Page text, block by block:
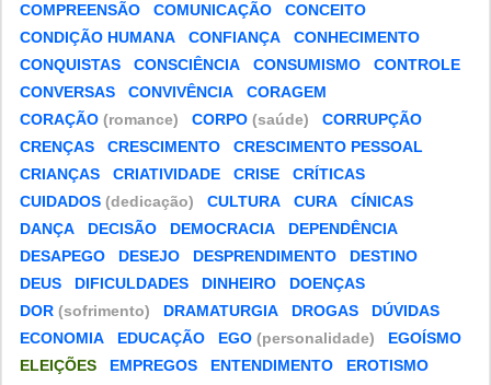
COMPREENSÃO
COMUNICAÇÃO
CONCEITO
CONDIÇÃO HUMANA
CONFIANÇA
CONHECIMENTO
CONQUISTAS
CONSCIÊNCIA CONSUMISMO
CONTROLE
CONVERSAS
CONVIVÊNCIA
CORAGEM
CORAÇÃO (romance) CORPO (saúde)
CORRUPÇÃO
CRENÇAS
CRESCIMENTO
CRESCIMENTO PESSOAL
CRIANÇAS
CRIATIVIDADE CRISE
CRÍTICAS
CUIDADOS (dedicação) CULTURA CURA
CÍNICAS
DANÇA
DECISÃO DEMOCRACIA
DEPENDÊNCIA
DESAPEGO
DESEJO DESPRENDIMENTO
DESTINO
DEUS
DIFICULDADES DINHEIRO
DOENÇAS
DOR (sofrimento) DRAMATURGIA DROGAS
DÚVIDAS
ECONOMIA
EDUCAÇÃO EGO (personalidade)
EGOÍSMO
ELEIÇÕES
EMPREGOS ENTENDIMENTO
EROTISMO